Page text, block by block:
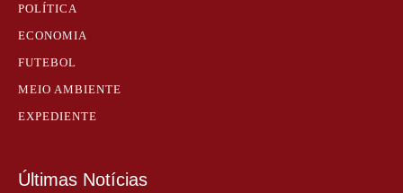
POLÍTICA
ECONOMIA
FUTEBOL
MEIO AMBIENTE
EXPEDIENTE
Últimas Notícias